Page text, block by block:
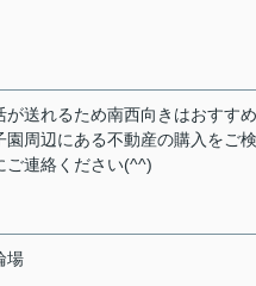
送れるため南西向きはおすす
周辺にある不動産の購入をご
ご連絡ください(^^)
場